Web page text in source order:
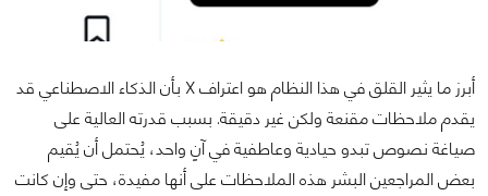
أبرز ما يثير القلق في هذا النظام هو اعتراف X بأن الذكاء الاصطناعي قد
يقدم ملاحظات مقنعة ولكن غير دقيقة. بسبب قدرته العالية على
صياغة نصوص تبدو حيادية وعاطفية في آنٍ واحد، يُحتمل أن يُقيم
بعض المراجعين البشر هذه الملاحظات على أنها مفيدة، حتى وإن كانت